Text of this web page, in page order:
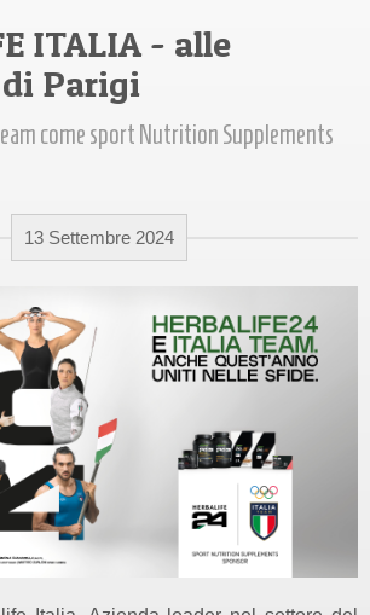
ITALIA - alle
Parigi
come sport Nutrition Supplements
13 Settembre 2024